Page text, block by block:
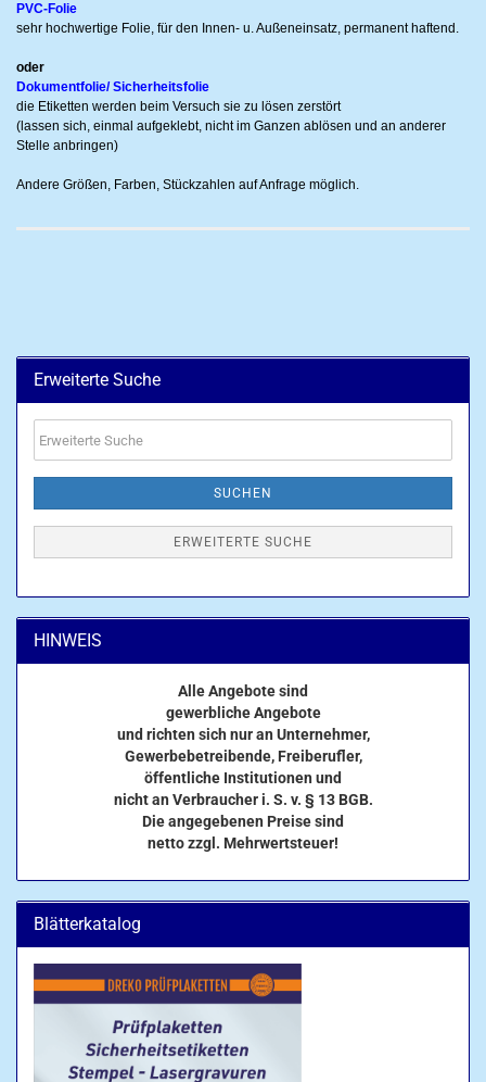
PVC-Folie
sehr hochwertige Folie, für den Innen- u. Außeneinsatz, permanent haftend.
oder
Dokumentfolie/ Sicherheitsfolie
die Etiketten werden beim Versuch sie zu lösen zerstört
(lassen sich, einmal aufgeklebt, nicht im Ganzen ablösen und an anderer
Stelle anbringen)
Andere Größen, Farben, Stückzahlen auf Anfrage möglich.
Erweiterte Suche
Suche
SUCHEN
ERWEITERTE SUCHE
HINWEIS
Alle Angebote sind
gewerbliche Angebote
und richten sich nur an Unternehmer,
Gewerbebetreibende, Freiberufler,
öffentliche Institutionen und
nicht an Verbraucher i. S. v. § 13 BGB.
Die angegebenen Preise sind
netto zzgl. Mehrwertsteuer!
Blätterkatalog